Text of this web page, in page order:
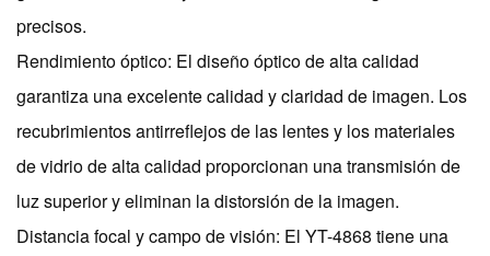
precisos.
Rendimiento óptico: El diseño óptico de alta calidad
garantiza una excelente calidad y claridad de imagen. Los
recubrimientos antirreflejos de las lentes y los materiales
de vidrio de alta calidad proporcionan una transmisión de
luz superior y eliminan la distorsión de la imagen.
Distancia focal y campo de visión: El YT-4868 tiene una